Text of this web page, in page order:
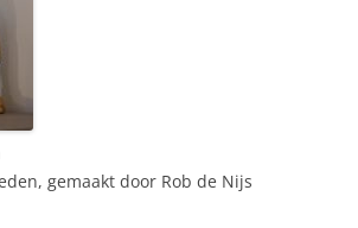
gemaakt door Rob de Nijs